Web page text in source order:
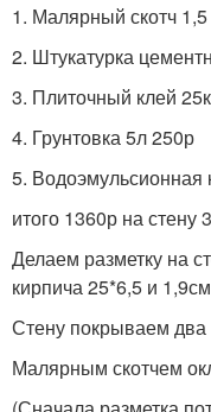
1. Малярный скотч
2. Штукатурка
3. Плиточный клей
4. Грунтовка 5л 250р
5. Водоэмульсионная
итого 1360р на стену
Делаем разметку на
кирпича 25*6,5 и
Стену покрываем два
Малярным скотчем